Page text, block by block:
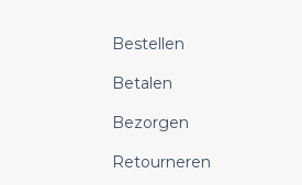
Bestellen
Betalen
Bezorgen
Retourneren